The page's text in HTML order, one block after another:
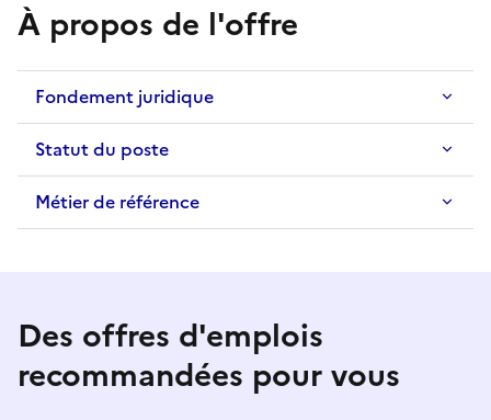
À propos de l'offre
Fondement juridique
Statut du poste
Métier de référence
Des offres d'emplois
recommandées pour vous